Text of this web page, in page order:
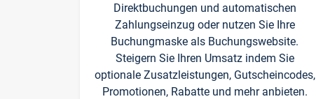
Direktbuchungen und automatischen
Zahlungseinzug oder nutzen Sie Ihre
Buchungmaske als Buchungswebsite.
Steigern Sie Ihren Umsatz indem Sie
optionale Zusatzleistungen, Gutscheincodes,
Promotionen, Rabatte und mehr anbieten.